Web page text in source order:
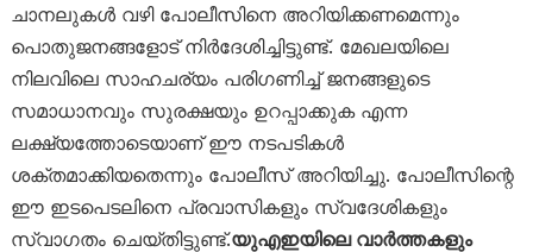
ചാനലുകൾ വഴി പോലീസിനെ അറിയിക്കണമെന്നും
പൊതുജനങ്ങളോട് നിർദേശിച്ചിട്ടുണ്ട്. മേഖലയിലെ
നിലവിലെ സാഹചര്യം പരിഗണിച്ച് ജനങ്ങളുടെ
സമാധാനവും സുരക്ഷയും ഉറപ്പാക്കുക എന്ന
ലക്ഷ്യത്തോടെയാണ് ഈ നടപടികൾ
ശക്തമാക്കിയതെന്നും പോലീസ് അറിയിച്ചു. പോലീസിന്റെ
ഈ ഇടപെടലിനെ പ്രവാസികളും സ്വദേശികളും
സ്വാഗതം ചെയ്തിട്ടുണ്ട്.യുഎഇയിലെ വാർത്തകളും